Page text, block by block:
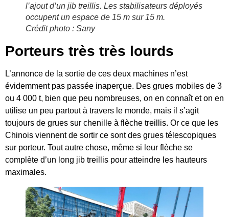
l’ajout d’un jib treillis. Les stabilisateurs déployés
occupent un espace de 15 m sur 15 m.
Crédit photo : Sany
Porteurs très très lourds
L’annonce de la sortie de ces deux machines n’est
évidemment pas passée inaperçue. Des grues mobiles de 3
ou 4 000 t, bien que peu nombreuses, on en connaît et on en
utilise un peu partout à travers le monde, mais il s’agit
toujours de grues sur chenille à flèche treillis. Or ce que les
Chinois viennent de sortir ce sont des grues télescopiques
sur porteur. Tout autre chose, même si leur flèche se
complète d’un long jib treillis pour atteindre les hauteurs
maximales.